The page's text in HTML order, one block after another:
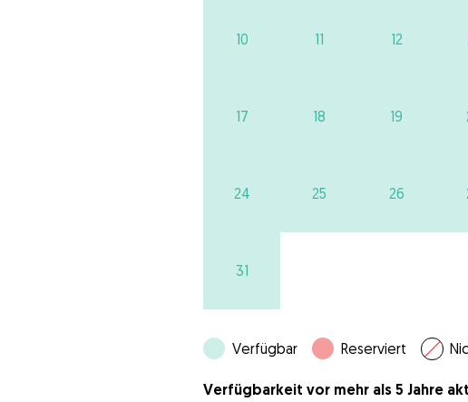
10 11 12
17 18 19
24 25 26
31
Verfügbar Reserviert
Verfügbarkeit vor mehr als 5 Jahre